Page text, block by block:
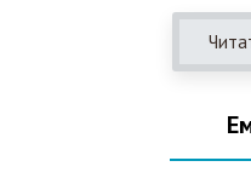
механическая и
Главная причина